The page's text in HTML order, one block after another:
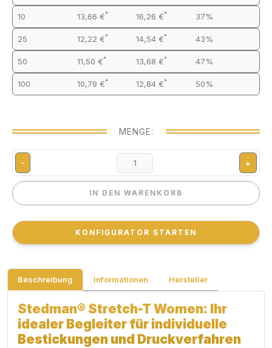
10 13,66 €* 16,26 €* 37%
25 12,22 €* 14,54 €* 43%
50 11,50 €* 13,68 €* 47%
100 10,79 €* 12,84 €* 50%
MENGE:
- +
IN DEN WARENKORB
IN DEN WARENKORB
KONFIGURATOR STARTEN
KONFIGURATOR STARTEN
Beschreibung Informationen Hersteller
Stedman® Stretch-T Women: Ihr
idealer Begleiter für individuelle
Bestickungen und Druckverfahren